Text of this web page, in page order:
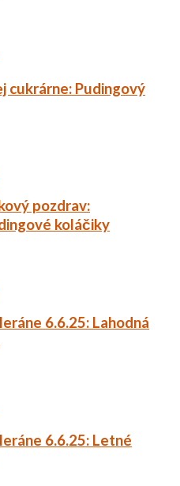
cukrárne: Pudingový
pozdrav:
koláčiky
6.6.25: Lahodná
6.6.25: Letné